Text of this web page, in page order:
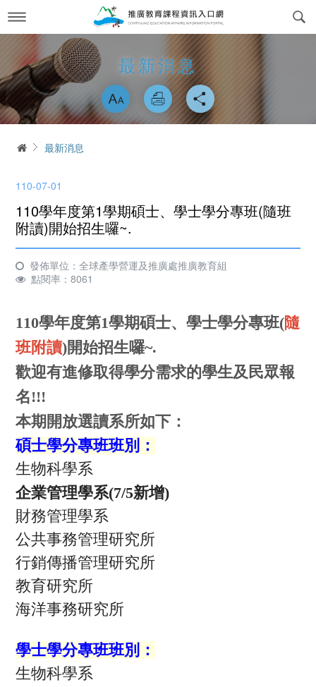
到
要
內
容
最新消息 News
關於我們 About us
交通方式
簡介
工作團隊
學習環境介紹
常見問答Q&A
課程訊息 Course Information
政府委訓與企業合作
表單下載
線上繳費 Online Payment
場地租借 reservation
最新消息 略過字型切
首頁最新消息
110-07-01
110學年度第1學期碩士、學士學分專班(隨班
附讀)開始招生囉~.
發佈單位：全球產學營運及推廣處推廣教育組
點閱率：8061
110學年度第1學期碩士、學士學分專班(隨
班附讀)開始招生囉~.
歡迎有進修取得學分需求的學生及民眾報
名!!!
本期開放選讀系所如下：
碩士學分專班班別：
生物科學系
企業管理學系(7/5新增)
財務管理學系
公共事務管理研究所
行銷傳播管理研究所
教育研究所
海洋事務研究所
學士學分專班班別：
生物科學系